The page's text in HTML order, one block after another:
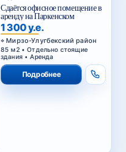
Сдаётся офисное помещение в
аренду на Паркенском
1 300 у.е.
Мирзо-Улугбекский район
85 м2 • Отдельно стоящие
здания • Аренда
Подробнее